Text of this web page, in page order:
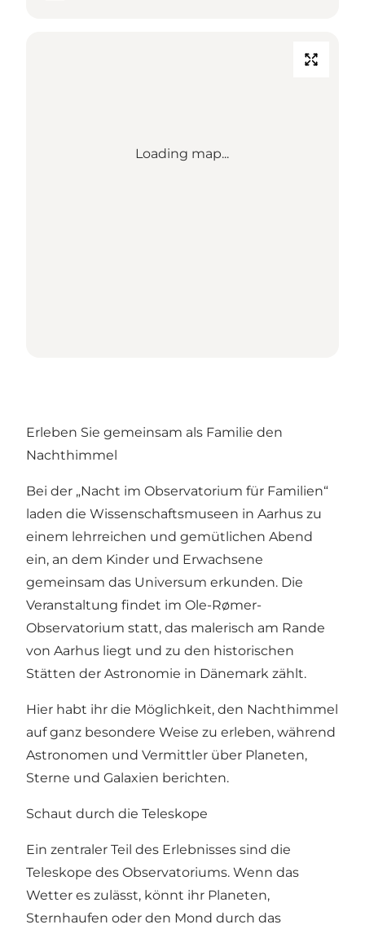
Loading map...
Erleben Sie gemeinsam als Familie den
Nachthimmel
Bei der „Nacht im Observatorium für Familien“
laden die Wissenschaftsmuseen in Aarhus zu
einem lehrreichen und gemütlichen Abend
ein, an dem Kinder und Erwachsene
gemeinsam das Universum erkunden. Die
Veranstaltung findet im Ole-Rømer-
Observatorium statt, das malerisch am Rande
von Aarhus liegt und zu den historischen
Stätten der Astronomie in Dänemark zählt.
Hier habt ihr die Möglichkeit, den Nachthimmel
auf ganz besondere Weise zu erleben, während
Astronomen und Vermittler über Planeten,
Sterne und Galaxien berichten.
Schaut durch die Teleskope
Ein zentraler Teil des Erlebnisses sind die
Teleskope des Observatoriums. Wenn das
Wetter es zulässt, könnt ihr Planeten,
Sternhaufen oder den Mond durch das